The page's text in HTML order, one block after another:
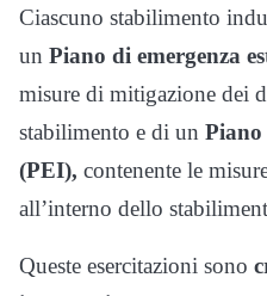
Ciascuno stabilimento
un Piano di emergenza
misure di mitigazione dei
stabilimento e di un Piano
(PEI), contenente le
all’interno dello
Queste esercitazioni sono